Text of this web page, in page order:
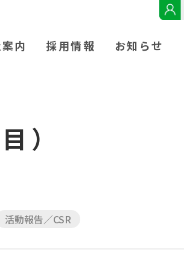
内 採用情報 お知らせ
）
活動報告／CSR